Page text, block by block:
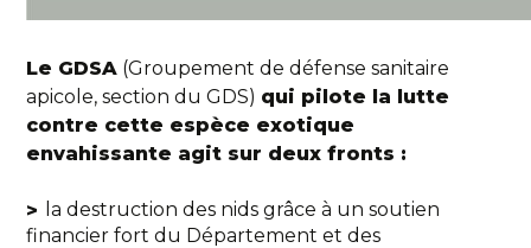
Le GDSA (Groupement de défense sanitaire
apicole, section du GDS) qui pilote la lutte
contre cette espèce exotique
envahissante agit sur deux fronts :
la destruction des nids grâce à un soutien
financier fort du Département et des